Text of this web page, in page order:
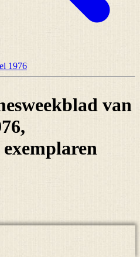
1976
van
exemplaren